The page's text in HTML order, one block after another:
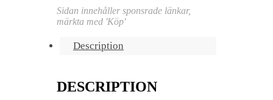
Sidan innehåller sponsrade länkar,
märkta med 'Köp'
Description
DESCRIPTION